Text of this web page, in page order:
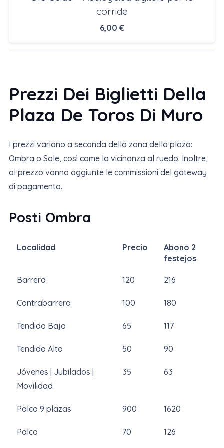
corride
6,00 €
Prezzi Dei Biglietti Della
Plaza De Toros Di Muro
I prezzi variano a seconda della zona della plaza:
Ombra o Sole, così come la vicinanza al ruedo. Inoltre,
al prezzo vanno aggiunte le commissioni del gateway
di pagamento.
Posti Ombra
Localidad Precio
Abono 2
festejos
Barrera 120 216
Contrabarrera 100 180
Tendido Bajo 65 117
Tendido Alto 50 90
Jóvenes | Jubilados |
Movilidad
35 63
Palco 9 plazas 900 1620
Palco 70 126